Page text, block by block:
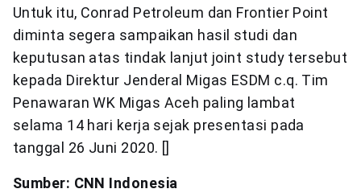
Untuk itu, Conrad Petroleum dan Frontier Point
diminta segera sampaikan hasil studi dan
keputusan atas tindak lanjut joint study tersebut
kepada Direktur Jenderal Migas ESDM c.q. Tim
Penawaran WK Migas Aceh paling lambat
selama 14 hari kerja sejak presentasi pada
tanggal 26 Juni 2020. []
Sumber: CNN Indonesia